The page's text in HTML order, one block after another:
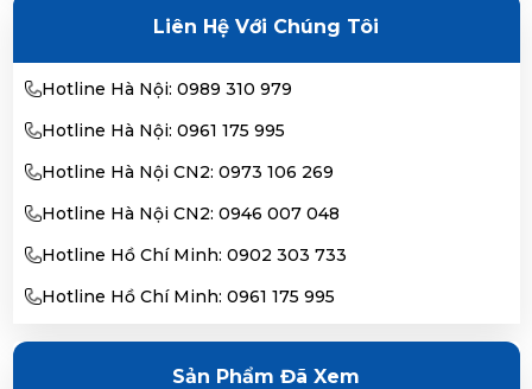
Liên Hệ Với Chúng Tôi
Hotline Hà Nội: 0989 310 979
Hotline Hà Nội: 0961 175 995
Hotline Hà Nội CN2: 0973 106 269
Hotline Hà Nội CN2: 0946 007 048
Hotline Hồ Chí Minh: 0902 303 733
Hotline Hồ Chí Minh: 0961 175 995
Sản Phẩm Đã Xem